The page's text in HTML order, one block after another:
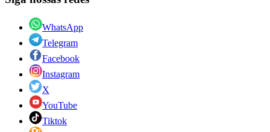
WhatsApp
Telegram
Facebook
Instagram
X
YouTube
Tiktok